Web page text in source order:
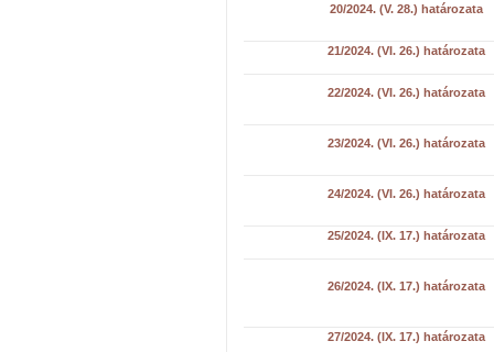
20/2024. (V. 28.) határozata
21/2024. (VI. 26.) határozata
22/2024. (VI. 26.) határozata
23/2024. (VI. 26.) határozata
24/2024. (VI. 26.) határozata
25/2024. (IX. 17.) határozata
26/2024. (IX. 17.) határozata
27/2024. (IX. 17.) határozata